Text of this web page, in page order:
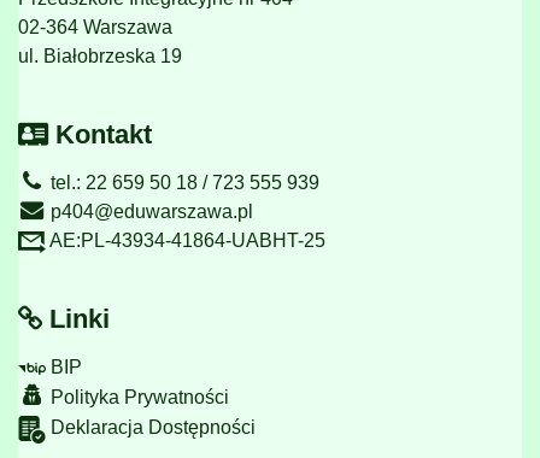
02-364 Warszawa
ul. Białobrzeska 19
Kontakt
tel.: 22 659 50 18 / 723 555 939
p404@eduwarszawa.pl
AE:PL-43934-41864-UABHT-25
Linki
BIP
Polityka Prywatności
Deklaracja Dostępności